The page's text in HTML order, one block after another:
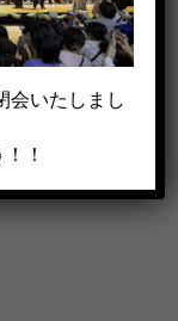
た方は
会いたしまし
！